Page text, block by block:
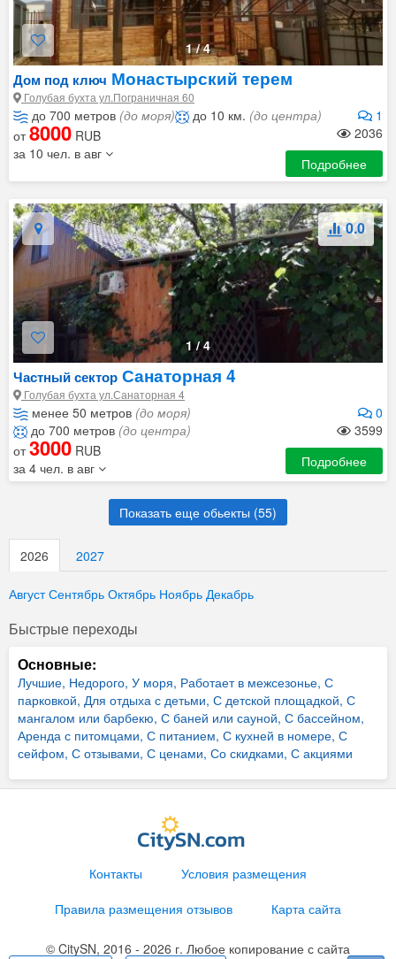
1/4
Дом под ключ Монастырский терем
Голубая бухта ул.Пограничная 60
до 700 метров (до моря) 1
до 10 км. (до центра)
2036
от8000 RUB
за 10 чел. в авг
Подробнее
1/4
0.0
Частный сектор Санаторная 4
Голубая бухта ул.Санаторная 4
менее 50 метров (до моря)
0
до 700 метров (до центра)
3599
от3000 RUB
за 4 чел. в авг
Подробнее
Показать еще обьекты (55)
2026 2027
Август Сентябрь Октябрь Ноябрь Декабрь
Быстрые переходы
Основные:
Лучшие, Недорого, У моря, Работает в межсезонье, С
парковкой, Для отдыха с детьми, С детской площадкой, С
мангалом или барбекю, С баней или сауной, С бассейном,
Аренда с питомцами, С питанием, С кухней в номере, С
сейфом, С отзывами, С ценами, Со скидками, С акциями
Контакты
Условия размещения
Правила размещения отзывов
Карта сайта
© CitySN, 2016 - 2026 г. Любое копирование с сайта